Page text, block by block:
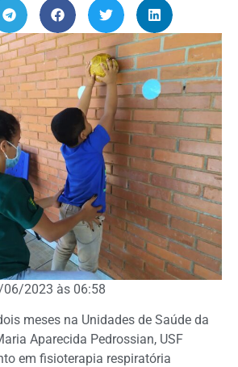
06/2023 às 06:58
meses na Unidades de Saúde da
Aparecida Pedrossian, USF
em fisioterapia respiratória